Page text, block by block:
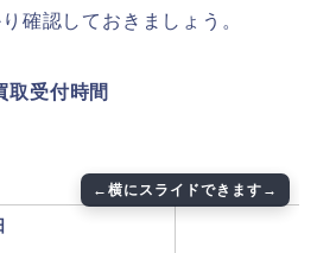
確認しておきましょう。
取受付時間